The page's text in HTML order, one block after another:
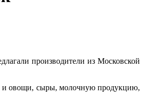
производители из Московской
и овощи, сыры, молочную продукцию,